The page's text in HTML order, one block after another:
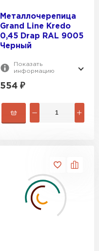
Металлочерепица
Grand Line Kredo
0,45 Drap RAL 9005
Черный
Показать
информацию
554 ₽